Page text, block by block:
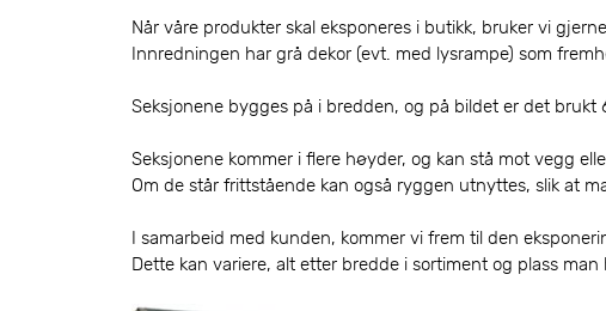
Når våre produkter skal eksponeres i butikk, bruker vi
Innredningen har grå dekor (evt. med lysrampe) som
Seksjonene bygges på i bredden, og på bildet er det brukt
Seksjonene kommer i flere høyder, og kan stå mot vegg
Om de står frittstående kan også ryggen utnyttes, slik at
I samarbeid med kunden, kommer vi frem til den
Dette kan variere, alt etter bredde i sortiment og plass man